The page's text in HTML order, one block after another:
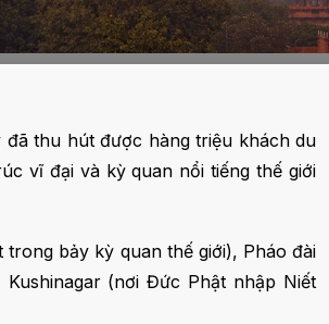
thu hút được hàng triệu khách du
vĩ đại và kỳ quan nổi tiếng thế giới
bảy kỳ quan thế giới), Pháo đài
(nơi Đức Phật nhập Niết